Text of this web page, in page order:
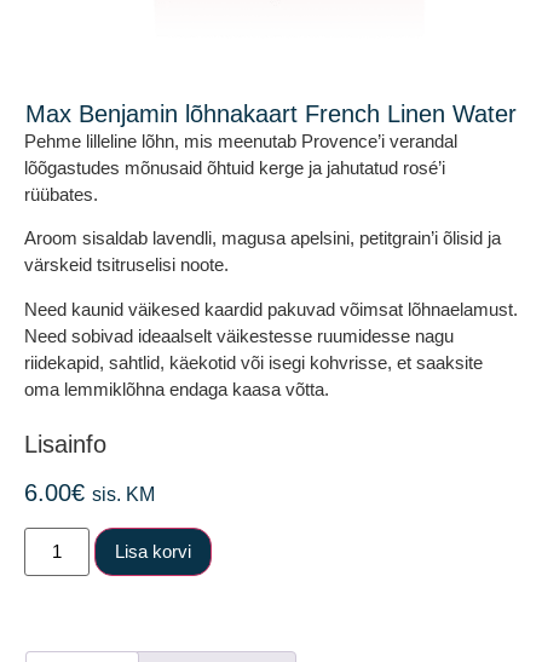
Max Benjamin lõhnakaart French Linen Water
Pehme lilleline lõhn, mis meenutab Provence’i verandal
lõõgastudes mõnusaid õhtuid kerge ja jahutatud rosé’i
rüübates.
Aroom sisaldab lavendli, magusa apelsini, petitgrain’i õlisid ja
värskeid tsitruselisi noote.
Need kaunid väikesed kaardid pakuvad võimsat lõhnaelamust.
Need sobivad ideaalselt väikestesse ruumidesse nagu
riidekapid, sahtlid, käekotid või isegi kohvrisse, et saaksite
oma lemmiklõhna endaga kaasa võtta.
Lisainfo
6.00€ sis. KM
Lisa korvi